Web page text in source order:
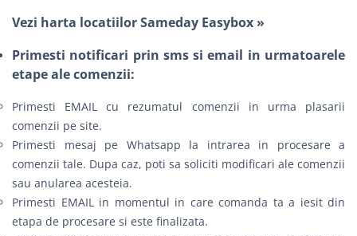
Vezi harta locatiilor Sameday Easybox »
Primesti notificari prin sms si email in urmatoarele
etape ale comenzii:
Primesti EMAIL cu rezumatul comenzii in urma plasarii
comenzii pe site.
Primesti mesaj pe Whatsapp la intrarea in procesare a
comenzii tale. Dupa caz, poti sa soliciti modificari ale comenzii
sau anularea acesteia.
Primesti EMAIL in momentul in care comanda ta a iesit din
etapa de procesare si este finalizata.